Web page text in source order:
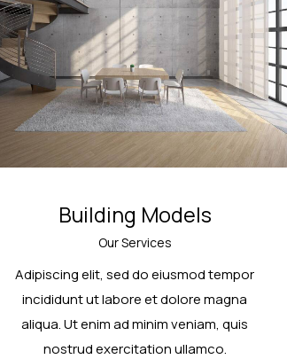
Building Models
Our Services
Adipiscing elit, sed do eiusmod tempor
incididunt ut labore et dolore magna
aliqua. Ut enim ad minim veniam, quis
nostrud exercitation ullamco.